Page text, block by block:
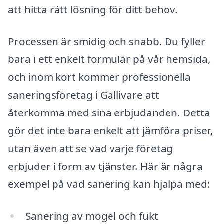
att hitta rätt lösning för ditt behov.
Processen är smidig och snabb. Du fyller
bara i ett enkelt formulär på vår hemsida,
och inom kort kommer professionella
saneringsföretag i Gällivare att
återkomma med sina erbjudanden. Detta
gör det inte bara enkelt att jämföra priser,
utan även att se vad varje företag
erbjuder i form av tjänster. Här är några
exempel på vad sanering kan hjälpa med:
Sanering av mögel och fukt